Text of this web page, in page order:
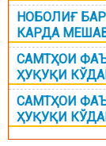
НОБОЛИҒ
КАРДА
САМТҲОИ
ҲУҚУҚИ
САМТҲОИ
ҲУҚУҚИ